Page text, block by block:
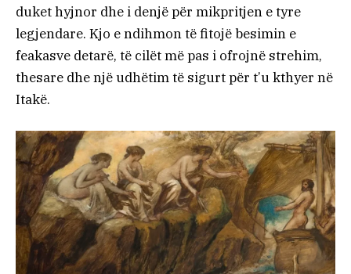
duket hyjnor dhe i denjë për mikpritjen e tyre
legjendare. Kjo e ndihmon të fitojë besimin e
feakasve detarë, të cilët më pas i ofrojnë strehim,
thesare dhe një udhëtim të sigurt për t’u kthyer në
Itakë.